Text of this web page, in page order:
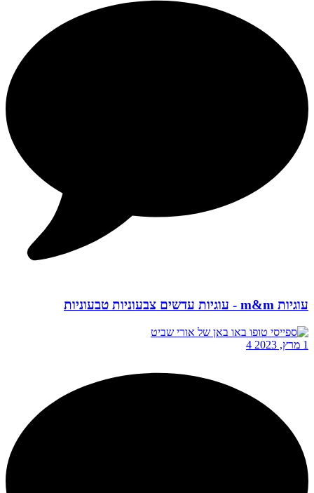
עוגיות m&m - עוגיות עדשים צבעוניות טבעוניות
1 מרץ, 2023 4